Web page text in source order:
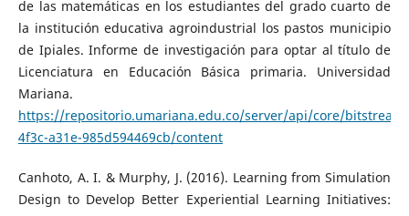
de las matemáticas en los estudiantes del grado cuarto de
la institución educativa agroindustrial los pastos municipio
de Ipiales. Informe de investigación para optar al título de
Licenciatura en Educación Básica primaria. Universidad
Mariana.
https://repositorio.umariana.edu.co/server/api/core/
4f3c-a31e-985d594469cb/content
Canhoto, A. I. & Murphy, J. (2016). Learning from Simulation
Design to Develop Better Experiential Learning Initiatives: